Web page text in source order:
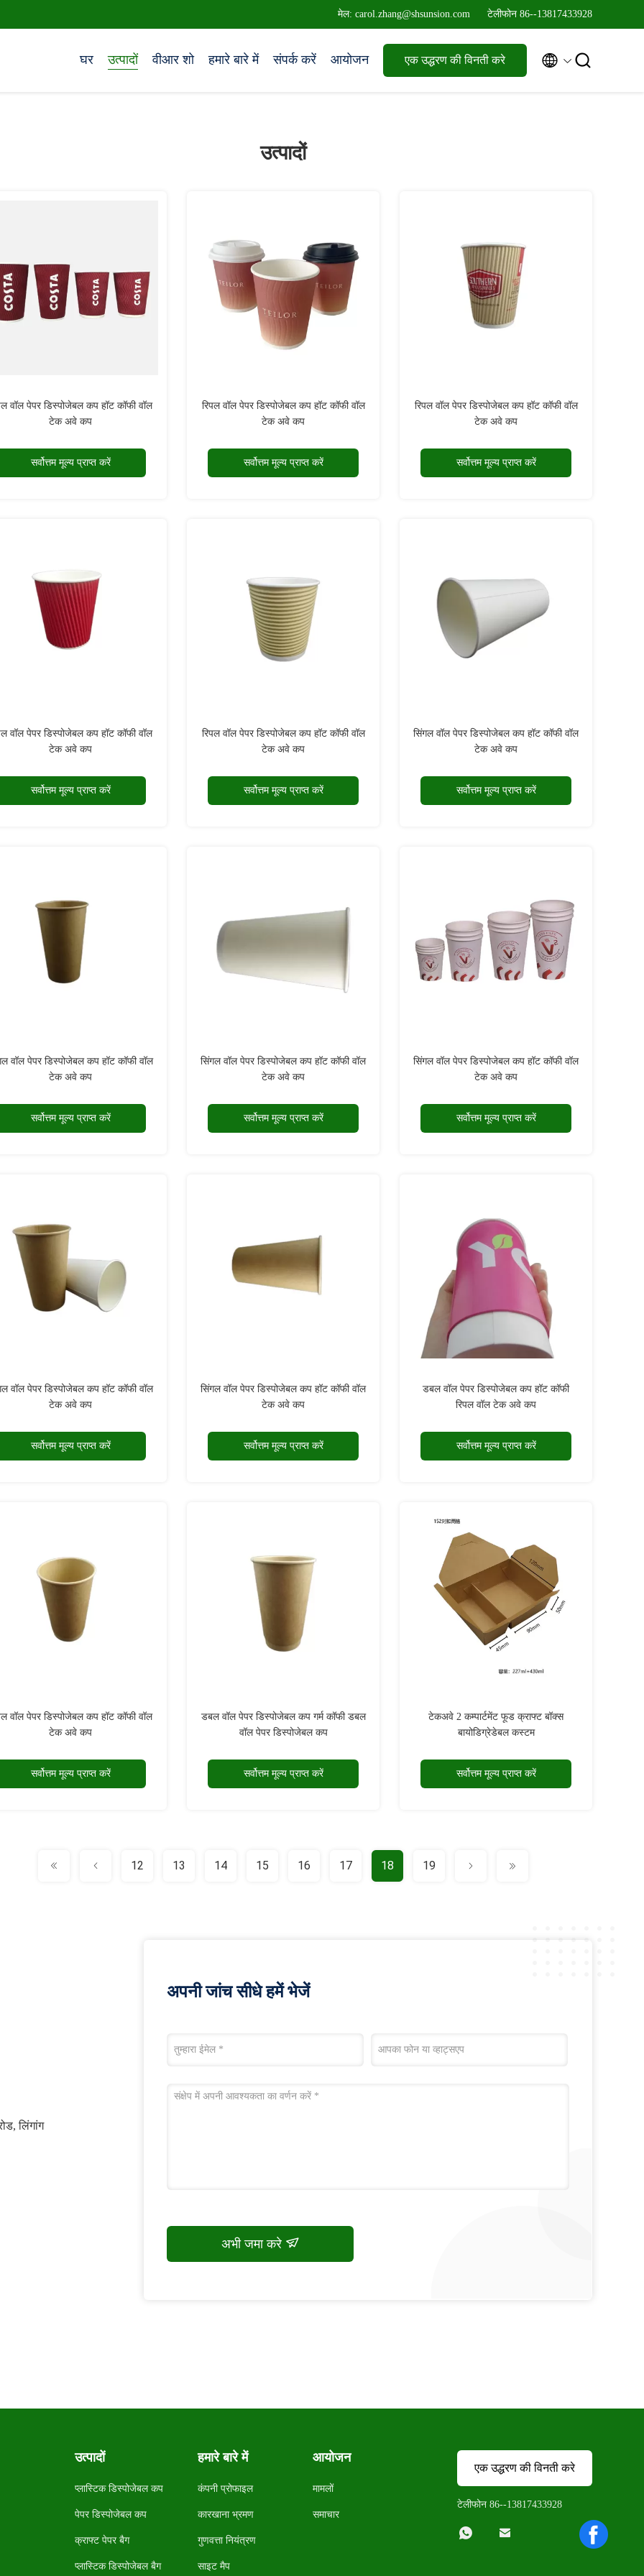
मेल: carol.zhang@shsunsion.com टेलीफोन 86--13817433928
घर उत्पादों वीआर शो हमारे बारे में संपर्क करें आयोजन एक उद्धरण की विनती करे  
उत्पादों
वॉल पेपर डिस्पोजेबल कप हॉट कॉफी वॉल
टेक अवे कप
सर्वोत्तम मूल्य प्राप्त करें
रिपल वॉल पेपर डिस्पोजेबल कप हॉट कॉफी वॉल
टेक अवे कप
सर्वोत्तम मूल्य प्राप्त करें
रिपल वॉल पेपर डिस्पोजेबल कप हॉट कॉफी वॉल
टेक अवे कप
सर्वोत्तम मूल्य प्राप्त करें
वॉल पेपर डिस्पोजेबल कप हॉट कॉफी वॉल
टेक अवे कप
सर्वोत्तम मूल्य प्राप्त करें
रिपल वॉल पेपर डिस्पोजेबल कप हॉट कॉफी वॉल
टेक अवे कप
सर्वोत्तम मूल्य प्राप्त करें
सिंगल वॉल पेपर डिस्पोजेबल कप हॉट कॉफी वॉल
टेक अवे कप
सर्वोत्तम मूल्य प्राप्त करें
वॉल पेपर डिस्पोजेबल कप हॉट कॉफी वॉल
टेक अवे कप
सर्वोत्तम मूल्य प्राप्त करें
सिंगल वॉल पेपर डिस्पोजेबल कप हॉट कॉफी वॉल
टेक अवे कप
सर्वोत्तम मूल्य प्राप्त करें
सिंगल वॉल पेपर डिस्पोजेबल कप हॉट कॉफी वॉल
टेक अवे कप
सर्वोत्तम मूल्य प्राप्त करें
वॉल पेपर डिस्पोजेबल कप हॉट कॉफी वॉल
टेक अवे कप
सर्वोत्तम मूल्य प्राप्त करें
सिंगल वॉल पेपर डिस्पोजेबल कप हॉट कॉफी वॉल
टेक अवे कप
सर्वोत्तम मूल्य प्राप्त करें
डबल वॉल पेपर डिस्पोजेबल कप हॉट कॉफी
रिपल वॉल टेक अवे कप
सर्वोत्तम मूल्य प्राप्त करें
वॉल पेपर डिस्पोजेबल कप हॉट कॉफी वॉल
टेक अवे कप
सर्वोत्तम मूल्य प्राप्त करें
डबल वॉल पेपर डिस्पोजेबल कप गर्म कॉफी डबल
वॉल पेपर डिस्पोजेबल कप
सर्वोत्तम मूल्य प्राप्त करें
टेकअवे 2 कम्पार्टमेंट फूड क्राफ्ट बॉक्स
बायोडिग्रेडेबल कस्टम
सर्वोत्तम मूल्य प्राप्त करें
12 13 14 15 16 17 18 19
लिंगांग
अपनी जांच सीधे हमें भेजें
अभी जमा करे
उत्पादों
प्लास्टिक डिस्पोजेबल कप
पेपर डिस्पोजेबल कप
क्राफ्ट पेपर बैग
प्लास्टिक डिस्पोजेबल बैग
हमारे बारे में
कंपनी प्रोफाइल
कारखाना भ्रमण
गुणवत्ता नियंत्रण
साइट मैप
आयोजन
मामलों
समाचार
एक उद्धरण की विनती करे
टेलीफोन 86--13817433928
 